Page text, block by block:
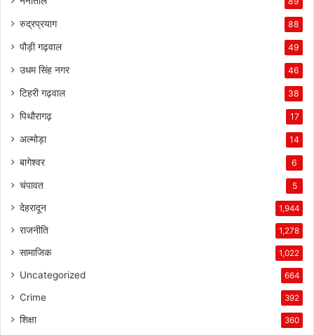
रुद्रप्रयाग 88
पौड़ी गढ़वाल 49
उधम सिंह नगर 46
टिहरी गढ़वाल 38
पिथौरागढ़ 17
अल्मोड़ा 14
बागेश्वर 6
चंपावत 5
देहरादून 1,944
राजनीति 1,278
सामाजिक 1,022
Uncategorized 664
Crime 392
शिक्षा 360